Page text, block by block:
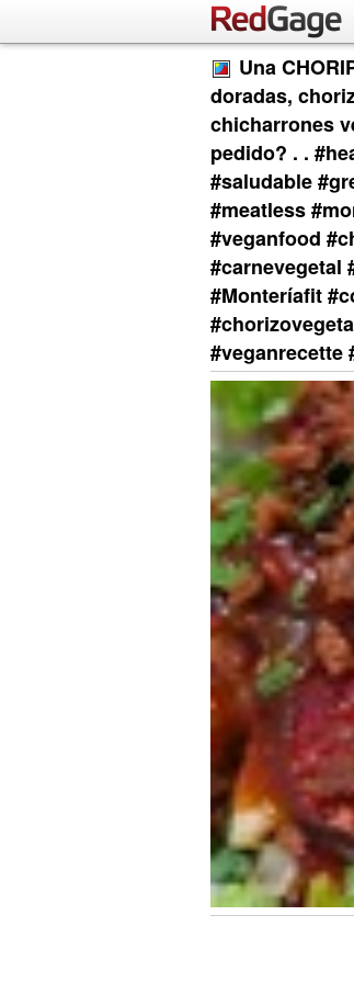
Una
doradas,
chicharrones
pedido? . .
#saludable
#meatless
#veganfood
#carnevegetal
#Monteríafit
#veganrecette